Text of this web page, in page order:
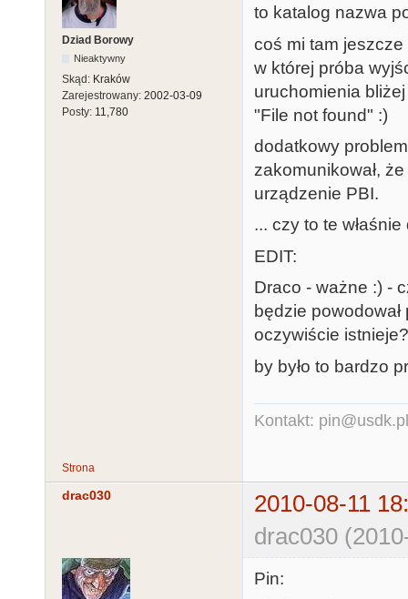
Dziad Borowy
Nieaktywny
Skąd: Kraków
Zarejestrowany: 2002-03-09
Posty: 11,780
to katalog nazwa
coś mi tam jeszcze
w której próba
uruchomienia
"File not found" :)
dodatkowy
zakomunikował,
urządzenie PBI.
... czy to te
EDIT:
Draco - ważne :) -
będzie
oczywiście
by było to bardzo
Kontakt: pin@usdk.pl
Strona
drac030
2010-08-11
drac030
Pin: